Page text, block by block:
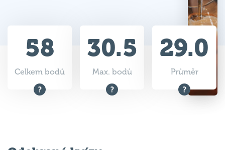
58
Celkem bodů
30.5
Max. bodů
29.0
Průměr